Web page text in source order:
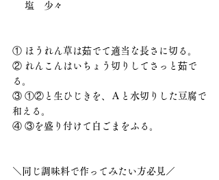
塩　少々
① ほうれん草は茹でて適当な長さに切る。
② れんこんはいちょう切りしてさっと茹で
る。
③ ①②と生ひじきを、Ａと水切りした豆腐で
和える。
④ ③を盛り付けて白ごまをふる。
＼同じ調味料で作ってみたい方必見／